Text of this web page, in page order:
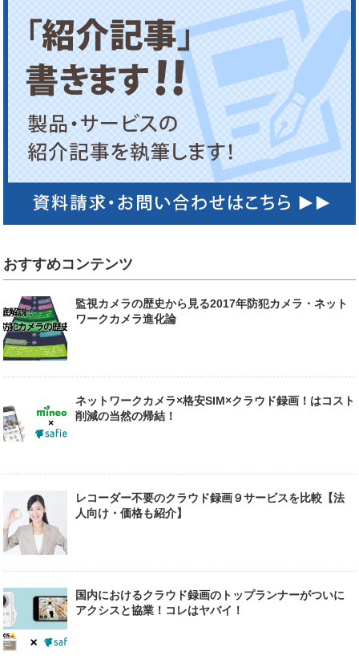
おすすめコンテンツ
監視カメラの歴史から見る2017年防犯カメラ・ネット
ワークカメラ進化論
ネットワークカメラ×格安SIM×クラウド録画！はコスト
削減の当然の帰結！
レコーダー不要のクラウド録画９サービスを比較【法
人向け・価格も紹介】
国内におけるクラウド録画のトップランナーがついに
アクシスと協業！コレはヤバイ！